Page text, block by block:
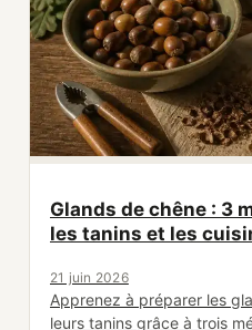
Glands de chêne : 3
les tanins et les
21 juin 2026
Apprenez à préparer les
leurs tanins grâce à trois